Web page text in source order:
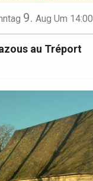
9. Aug Um 14:00
au Tréport